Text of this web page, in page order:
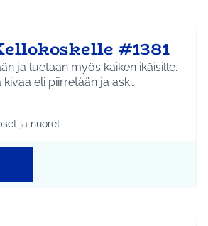
#1381
ja luetaan myös kaiken ikäisille.
kivaa eli piirretään ja ask…
mukaan: Kellokoski
tulokset teeman mukaan: Lapset ja nuoret
ja nuoret